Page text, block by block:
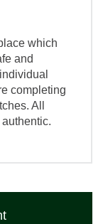
which
and
completing
All